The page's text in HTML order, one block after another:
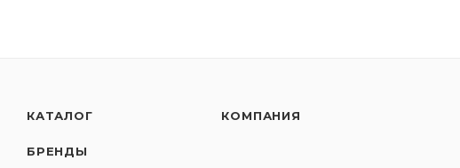
КАТАЛОГ
БРЕНДЫ
КОМПАНИЯ